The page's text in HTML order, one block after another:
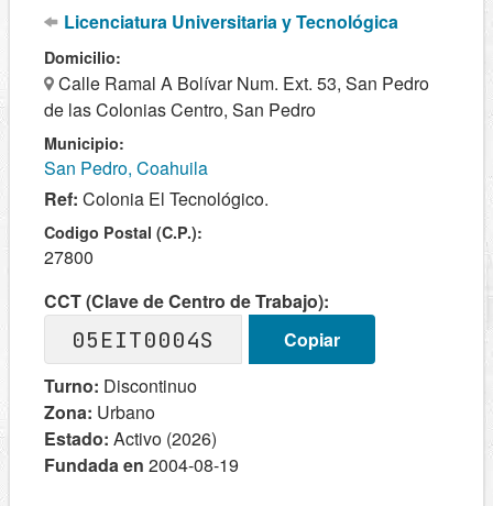
Licenciatura Universitaria y Tecnológica
Domicilio:
Calle Ramal A Bolívar Num. Ext. 53, San Pedro
de las Colonias Centro, San Pedro
Municipio:
San Pedro, Coahuila
Ref: Colonia El Tecnológico.
Codigo Postal (C.P.):
27800
CCT (Clave de Centro de Trabajo):
05EIT0004S
Copiar
Turno: Discontinuo
Zona: Urbano
Estado: Activo (2026)
Fundada en 2004-08-19